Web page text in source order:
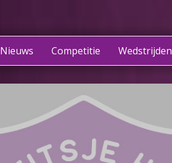
Nieuws Competitie Wedstrijden